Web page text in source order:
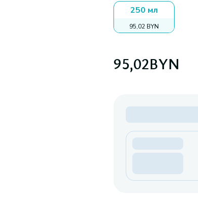
250 мл
95,02 BYN
95,02BYN